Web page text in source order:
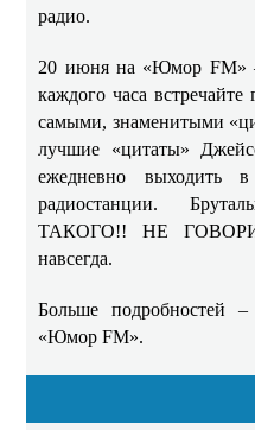
радио.
20 июня на «Юмор FM»
каждого часа встречайте
самыми, знаменитыми
лучшие «цитаты»
ежедневно выходить
радиостанции.
ТАКОГО!! НЕ
навсегда.
Больше подробностей
«Юмор FM».